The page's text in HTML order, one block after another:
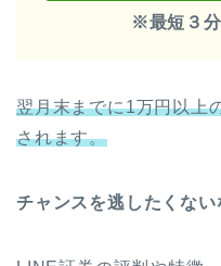
※最短３
翌月末までに1万円以上
されます。
チャンスを逃したくない